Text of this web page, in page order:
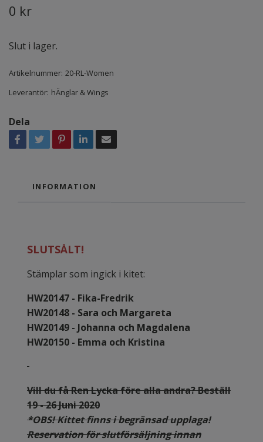
0 kr
Slut i lager.
Artikelnummer: 20-RL-Women
Leverantör: hÄnglar & Wings
Dela
INFORMATION
SLUTSÅLT!
Stämplar som ingick i kitet:
HW20147 - Fika-Fredrik
HW20148 - Sara och Margareta
HW20149 - Johanna och Magdalena
HW20150 - Emma och Kristina
Vill du få Ren Lycka före alla andra? Beställ
19 - 26 Juni 2020
*OBS! Kittet finns i begränsad upplaga!
Reservation för slutförsäljning innan